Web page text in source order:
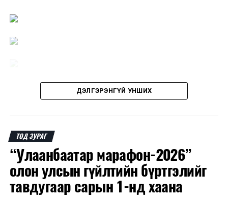
ДЭЛГЭРЭНГҮЙ УНШИХ
ТОД ЗУРАГ
“Улаанбаатар марафон-2026”
олон улсын гүйлтийн бүртгэлийг
тавдугаар сарын 1-нд хаана